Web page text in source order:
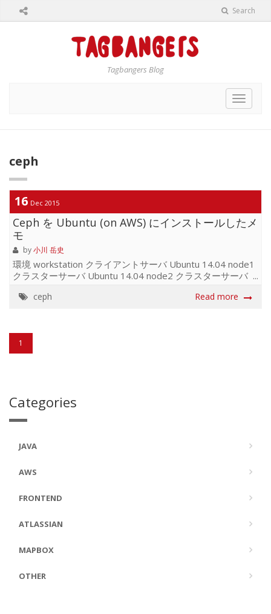
Search
Tagbangers Blog
Toggle
ceph
16 Dec 2015
Ceph を Ubuntu (on AWS) にインストールしたメ
モ
by小川 岳史
環境 workstation クライアントサーバ Ubuntu 14.04 node1
クラスターサーバ Ubuntu 14.04 node2 クラスターサーバ
バに ceph-deploy ユーザーを作成し、workstation サーバ
め使えない) ★ hostname でホスト名が解決できるようにし
ておく必要がある ★ すべて ceph-deploy ユーザーで作業 $
echo "ceph-dep...
ceph Read more
1
Categories
JAVA
AWS
FRONTEND
ATLASSIAN
MAPBOX
OTHER